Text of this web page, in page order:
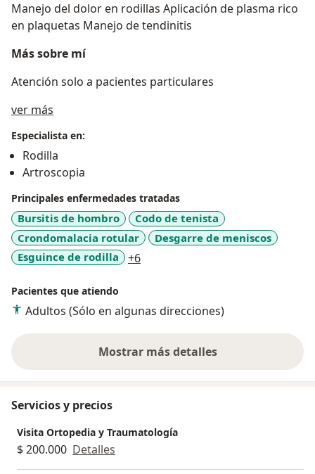
Manejo del dolor en rodillas Aplicación de plasma rico
en plaquetas Manejo de tendinitis
Más sobre mí
Atención solo a pacientes particulares
ver más
Especialista en:
Rodilla
Artroscopia
Principales enfermedades tratadas
Bursitis de hombro
Codo de tenista
Crondomalacia rotular
Desgarre de meniscos
Esguince de rodilla
+6a11y_sr_more_diseases
Pacientes que atiendo
Adultos (Sólo en algunas direcciones)
Mostrar más detalles
sobre la experiencia
Servicios y precios
Visita Ortopedia y Traumatología
$ 200.000 Detalles